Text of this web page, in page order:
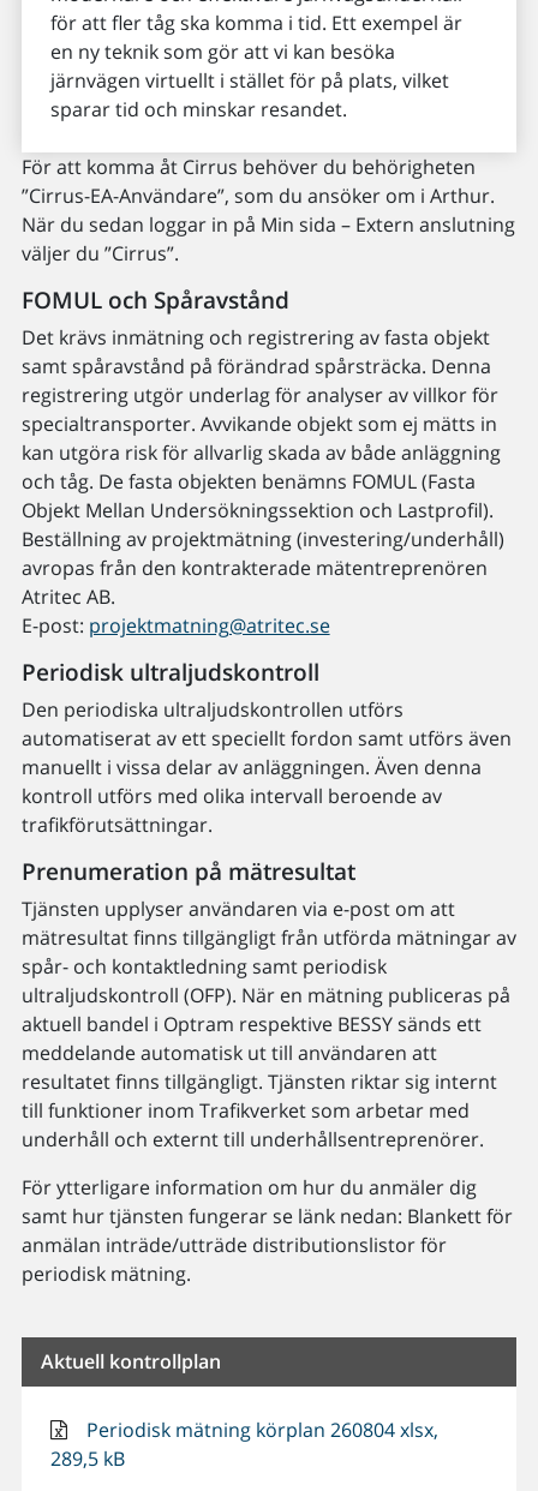
för att fler tåg ska komma i tid. Ett exempel är
en ny teknik som gör att vi kan besöka
järnvägen virtuellt i stället för på plats, vilket
sparar tid och minskar resandet.
För att komma åt Cirrus behöver du behörigheten
”Cirrus-EA-Användare”, som du ansöker om i Arthur.
När du sedan loggar in på Min sida – Extern anslutning
väljer du ”Cirrus”.
FOMUL och Spåravstånd
Det krävs inmätning och registrering av fasta objekt
samt spåravstånd på förändrad spårsträcka. Denna
registrering utgör underlag för analyser av villkor för
specialtransporter. Avvikande objekt som ej mätts in
kan utgöra risk för allvarlig skada av både anläggning
och tåg. De fasta objekten benämns FOMUL (Fasta
Objekt Mellan Undersökningssektion och Lastprofil).
Beställning av projektmätning (investering/underhåll)
avropas från den kontrakterade mätentreprenören
Atritec AB.
E-post: projektmatning@atritec.se
Periodisk ultraljudskontroll
Den periodiska ultraljudskontrollen utförs
automatiserat av ett speciellt fordon samt utförs även
manuellt i vissa delar av anläggningen. Även denna
kontroll utförs med olika intervall beroende av
trafikförutsättningar.
Prenumeration på mätresultat
Tjänsten upplyser användaren via e-post om att
mätresultat finns tillgängligt från utförda mätningar av
spår- och kontaktledning samt periodisk
ultraljudskontroll (OFP). När en mätning publiceras på
aktuell bandel i Optram respektive BESSY sänds ett
meddelande automatisk ut till användaren att
resultatet finns tillgängligt. Tjänsten riktar sig internt
till funktioner inom Trafikverket som arbetar med
underhåll och externt till underhållsentreprenörer.
För ytterligare information om hur du anmäler dig
samt hur tjänsten fungerar se länk nedan: Blankett för
anmälan inträde/utträde distributionslistor för
periodisk mätning.
Aktuell kontrollplan
Periodisk mätning körplan 260804 xlsx,
289,5 kB